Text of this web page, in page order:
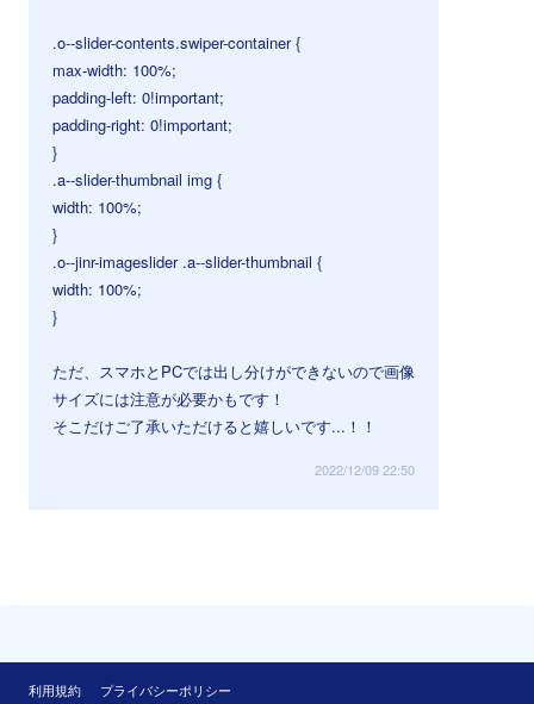
.o--slider-contents.swiper-container {
max-width: 100%;
padding-left: 0!important;
padding-right: 0!important;
}
.a--slider-thumbnail img {
width: 100%;
}
.o--jinr-imageslider .a--slider-thumbnail {
width: 100%;
}
ただ、スマホとPCでは出し分けができないので画像
サイズには注意が必要かもです！
そこだけご了承いただけると嬉しいです...！！
2022/12/09 22:50
利用規約 プライバシーポリシー